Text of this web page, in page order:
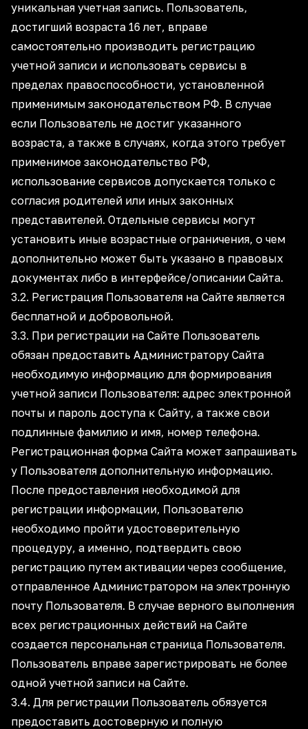
уникальная учетная запись. Пользователь,
достигший возраста 16 лет, вправе
самостоятельно производить регистрацию
учетной записи и использовать сервисы в
пределах правоспособности, установленной
применимым законодательством РФ. В случае
если Пользователь не достиг указанного
возраста, а также в случаях, когда этого требует
применимое законодательство РФ,
использование сервисов допускается только с
согласия родителей или иных законных
представителей. Отдельные сервисы могут
установить иные возрастные ограничения, о чем
дополнительно может быть указано в правовых
документах либо в интерфейсе/описании Сайта.
3.2. Регистрация Пользователя на Сайте является
бесплатной и добровольной.
3.3. При регистрации на Сайте Пользователь
обязан предоставить Администратору Сайта
необходимую информацию для формирования
учетной записи Пользователя: адрес электронной
почты и пароль доступа к Сайту, а также свои
подлинные фамилию и имя, номер телефона.
Регистрационная форма Сайта может запрашивать
у Пользователя дополнительную информацию.
После предоставления необходимой для
регистрации информации, Пользователю
необходимо пройти удостоверительную
процедуру, а именно, подтвердить свою
регистрацию путем активации через сообщение,
отправленное Администратором на электронную
почту Пользователя. В случае верного выполнения
всех регистрационных действий на Сайте
создается персональная страница Пользователя.
Пользователь вправе зарегистрировать не более
одной учетной записи на Сайте.
3.4. Для регистрации Пользователь обязуется
предоставить достоверную и полную